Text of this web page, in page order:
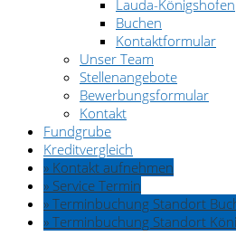
Lauda-Königshofen
Buchen
Kontaktformular
Unser Team
Stellenangebote
Bewerbungsformular
Kontakt
Fundgrube
Kreditvergleich
» Kontakt aufnehmen
» Service Termin
» Terminbuchung Standort
» Terminbuchung Standort